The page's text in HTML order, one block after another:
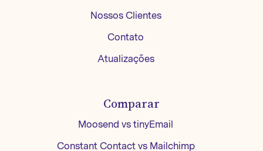
Nossos Clientes
Contato
Atualizações
Comparar
Moosend vs tinyEmail
Constant Contact vs Mailchimp